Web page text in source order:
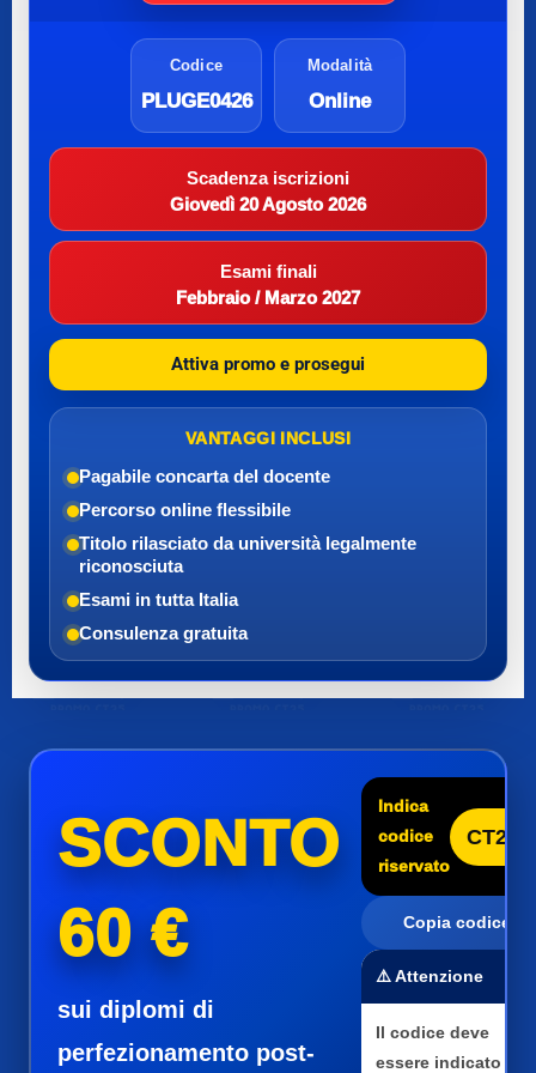
Codice
PLUGE0426
Modalità
Online
Scadenza iscrizioni
Giovedì 20 Agosto 2026
Esami finali
Febbraio / Marzo 2027
Attiva promo e prosegui
VANTAGGI INCLUSI
Pagabile concarta del docente
Percorso online flessibile
Titolo rilasciato da università legalmente
riconosciuta
Esami in tutta Italia
Consulenza gratuita
SCONTO
60 €
sui diplomi di
perfezionamento post-
Indica
codice
riservato
CT25
Copia codice
⚠️ Attenzione
Il codice deve
essere indicato